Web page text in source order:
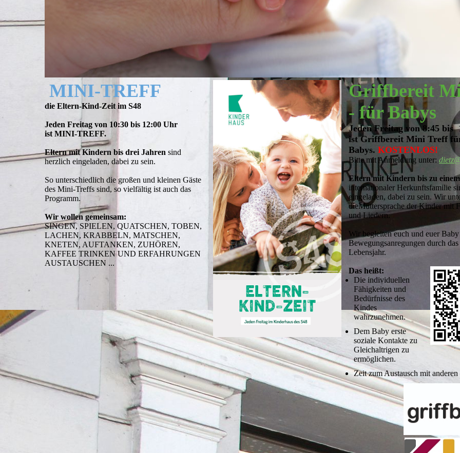
MINI-TREFF
die Eltern-Kind-Zeit im S48
Jeden Freitag von 10:30 bis 12:00 Uhr
ist MINI-TREFF.
Eltern mit Kindern bis drei Jahren sind
herzlich eingeladen, dabei zu sein.
So unterschiedlich die großen und kleinen Gäste
des Mini-Treffs sind, so vielfältig ist auch das
Programm.
Wir wollen gemeinsam:
SINGEN, SPIELEN, QUATSCHEN, TOBEN,
LACHEN, KRABBELN, MATSCHEN,
KNETEN, AUFTANKEN, ZUHÖREN,
KAFFEE TRINKEN UND ERFAHRUNGEN
AUSTAUSCHEN ...
Griffbereit
- für Babys
Jeden Freitag von 8:45 bis
ist Griffbereit Mini Treff
Babys. KOSTENLOS!
Bitte mit Anmeldung unter:
Eltern mit Kindern bis zu
internationaler Herkunftsfamilie
eingeladen, dabei zu sein. Wir
dieMuttersprache der Kinder mit
und Liedern.
Wir begleiten euch und euer
Bewegungsanregungen durch das
Lebensjahr.
Das heißt:
Die individuellen
Fähigkeiten und
Bedürfnisse des
Kindes
wahrzunehmen.
Dem Baby erste
soziale Kontakte zu
Gleichaltrigen zu
ermöglichen.
Zeit zum Austausch mit